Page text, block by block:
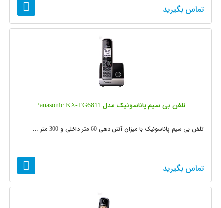
تماس بگیرید
تلفن بی سیم پاناسونیک مدل Panasonic KX-TG6811
تلفن بی سیم پاناسونیک با میزان آنتن دهی 60 متر داخلی و 300 متر ...
تماس بگیرید